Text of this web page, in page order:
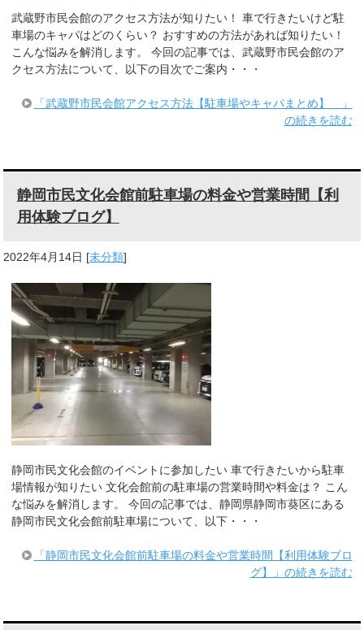
武蔵野市民会館のアクセス方法が知りたい！ 車で行きたいけど駐
車場のキャパはどのくらい？ おすすめの方法があれば知りたい！
こんな悩みを解消します。 今回の記事では、武蔵野市民会館のア
クセス方法について、以下の目次でご案内・・・
「武蔵野市民会館アクセス方法【駐車場やキャパまとめ】 」
の続きを読む
静岡市民文化会館前駐車場の料金や営業時間【利
用体験ブログ】
2022年4月14日 [未分類]
静岡市民文化会館のイベントに参加したい 車で行きたいから駐車
場情報が知りたい 文化会館前の駐車場の営業時間や料金は？ こん
な悩みを解消します。 今回の記事では、静岡県静岡市葵区にある
静岡市民文化会館前駐車場について、以下・・・
「静岡市民文化会館前駐車場の料金や営業時間【利用体験ブロ
グ】」の続きを読む